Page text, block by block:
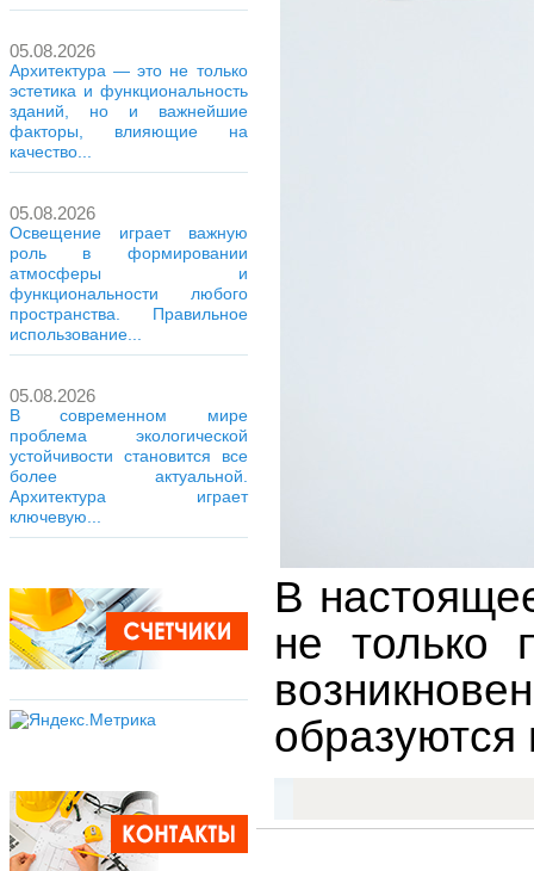
05.08.2026
Архитектура — это не только
эстетика и функциональность
зданий, но и важнейшие
факторы, влияющие на
качество...
05.08.2026
Освещение играет важную
роль в формировании
атмосферы и
функциональности любого
пространства. Правильное
использование...
05.08.2026
В современном мире
проблема экологической
устойчивости становится все
более актуальной.
Архитектура играет
ключевую...
В
не только
образуются